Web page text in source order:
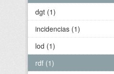
dgt (1)
incidencias (1)
lod (1)
rdf (1)